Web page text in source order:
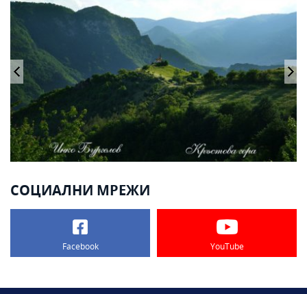
СОЦИАЛНИ МРЕЖИ
Facebook YouTube